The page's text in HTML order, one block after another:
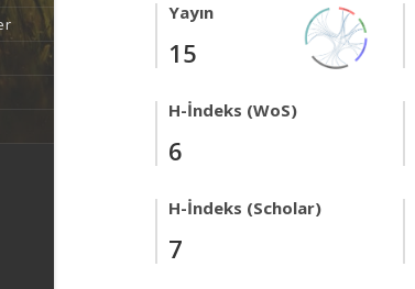
Yayın
15
H-İndeks (WoS)
6
H-İndeks (Scholar)
7